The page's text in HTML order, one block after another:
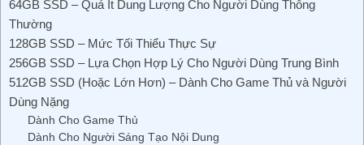
64GB SSD – Quá Ít Dung Lượng Cho Người Dùng Thông
Thường
128GB SSD – Mức Tối Thiểu Thực Sự
256GB SSD – Lựa Chọn Hợp Lý Cho Người Dùng Trung Bình
512GB SSD (Hoặc Lớn Hơn) – Dành Cho Game Thủ và Người
Dùng Nặng
Dành Cho Game Thủ
Dành Cho Người Sáng Tạo Nội Dung